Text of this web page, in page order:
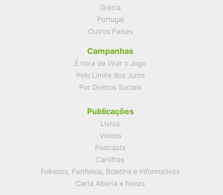
Grécia
Portugal
Outros Países
Campanhas
É hora de Virar o Jogo
Pelo Limite dos Juros
Por Direitos Sociais
Publicações
Livros
Vídeos
Podcasts
Cartilhas
Folhetos, Panfletos, Boletins e Informativos
Carta Aberta e Notas